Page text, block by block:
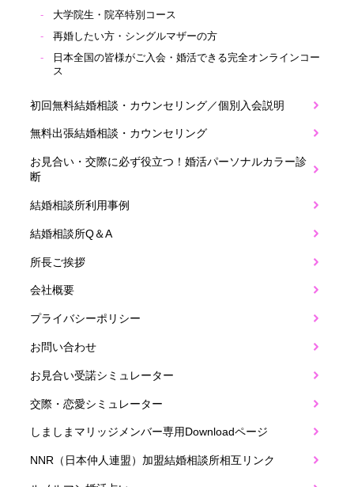
大学院生・院卒特別コース
再婚したい方・シングルマザーの方
日本全国の皆様がご入会・婚活できる完全オンラインコー
ス
初回無料結婚相談・カウンセリング／個別入会説明
無料出張結婚相談・カウンセリング
お見合い・交際に必ず役立つ！婚活パーソナルカラー診
断
結婚相談所利用事例
結婚相談所Q＆A
所長ご挨拶
会社概要
プライバシーポリシー
お問い合わせ
お見合い受諾シミュレーター
交際・恋愛シミュレーター
しましまマリッジメンバー専用Downloadページ
NNR（日本仲人連盟）加盟結婚相談所相互リンク